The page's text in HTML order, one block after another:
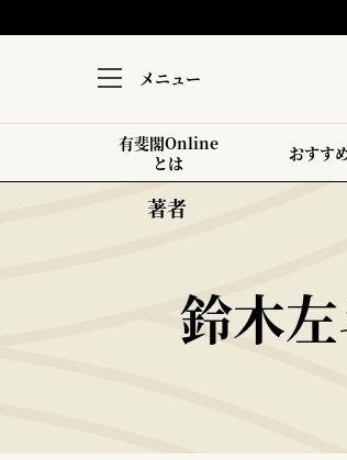
メニュー
有斐閣Online
とは
おすす
著者
鈴木